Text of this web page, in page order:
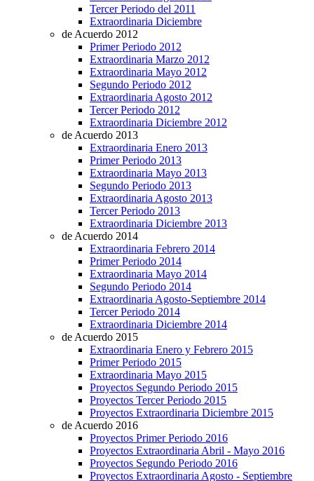
Tercer Periodo del 2011
Extraordinaria Diciembre
de Acuerdo 2012
Primer Periodo 2012
Extraordinaria Marzo 2012
Extraordinaria Mayo 2012
Segundo Periodo 2012
Extraordinaria Agosto 2012
Tercer Periodo 2012
Extraordinaria Diciembre 2012
de Acuerdo 2013
Extraordinaria Enero 2013
Primer Periodo 2013
Extraordinaria Mayo 2013
Segundo Periodo 2013
Extraordinaria Agosto 2013
Tercer Periodo 2013
Extraordinaria Diciembre 2013
de Acuerdo 2014
Extraordinaria Febrero 2014
Primer Periodo 2014
Extraordinaria Mayo 2014
Segundo Periodo 2014
Extraordinaria Agosto-Septiembre 2014
Tercer Periodo 2014
Extraordinaria Diciembre 2014
de Acuerdo 2015
Extraordinaria Enero y Febrero 2015
Primer Periodo 2015
Extraordinaria Mayo 2015
Proyectos Segundo Periodo 2015
Proyectos Tercer Periodo 2015
Proyectos Extraordinaria Diciembre 2015
de Acuerdo 2016
Proyectos Primer Periodo 2016
Proyectos Extraordinaria Abril - Mayo 2016
Proyectos Segundo Periodo 2016
Proyectos Extraordinaria Agosto - Septiembre